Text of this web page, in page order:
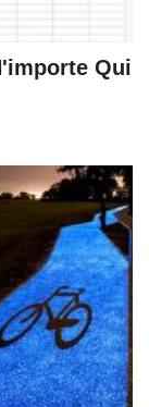
Qui